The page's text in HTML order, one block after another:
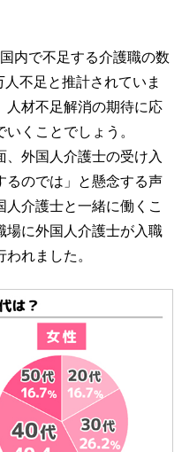
内で不足する介護職の数
不足と推計されていま
人材不足解消の期待に応
くことでしょう。
、外国人介護士の受け入
るのでは」と懸念する声
介護士と一緒に働くこ
場に外国人介護士が入職
れました。